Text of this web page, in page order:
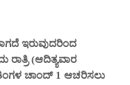
ಇರುವುದರಿಂದ
(ಆದಿತ್ಯವಾರ
ಚಾಂದ್ 1 ಆಚರಿಸಲು